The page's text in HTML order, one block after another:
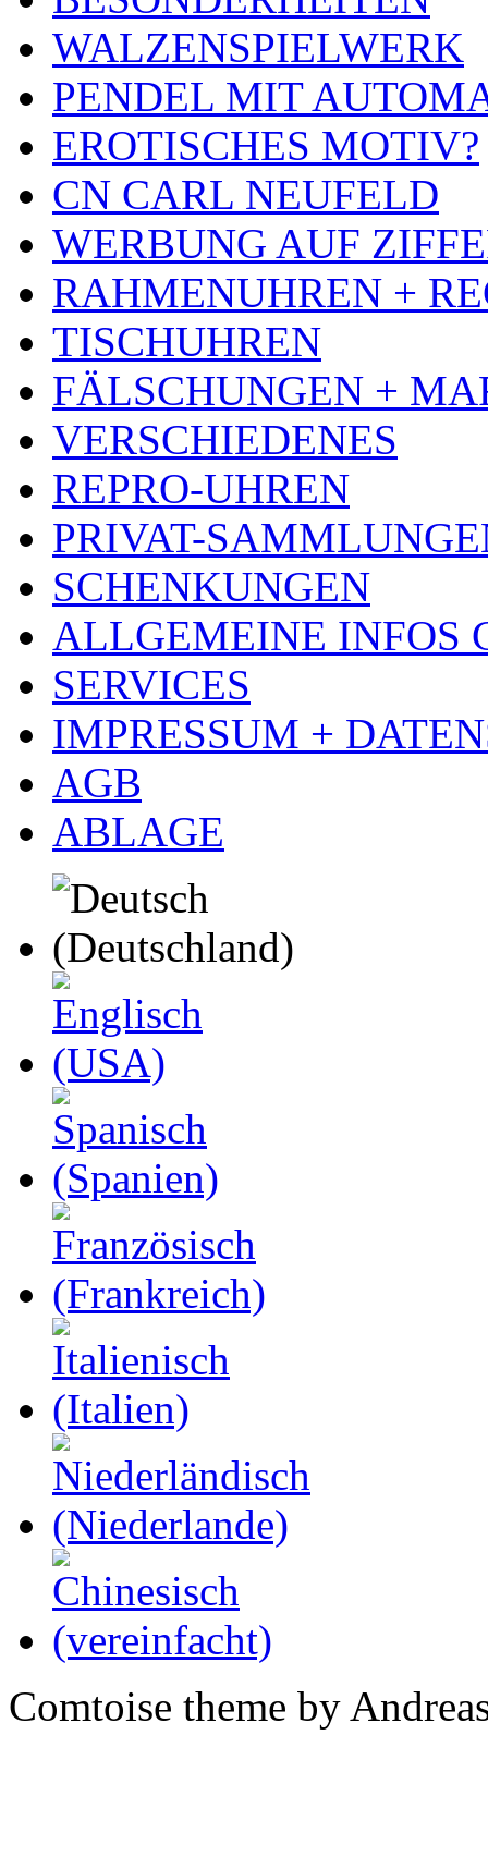
WALZENSPIELWERK
PENDEL MIT
EROTISCHES MOTIV?
CN CARL NEUFELD
WERBUNG AUF
RAHMENUHREN +
TISCHUHREN
FÄLSCHUNGEN +
VERSCHIEDENES
REPRO-UHREN
PRIVAT-
SCHENKUNGEN
ALLGEMEINE INFOS
SERVICES
IMPRESSUM +
AGB
ABLAGE
Comtoise theme by